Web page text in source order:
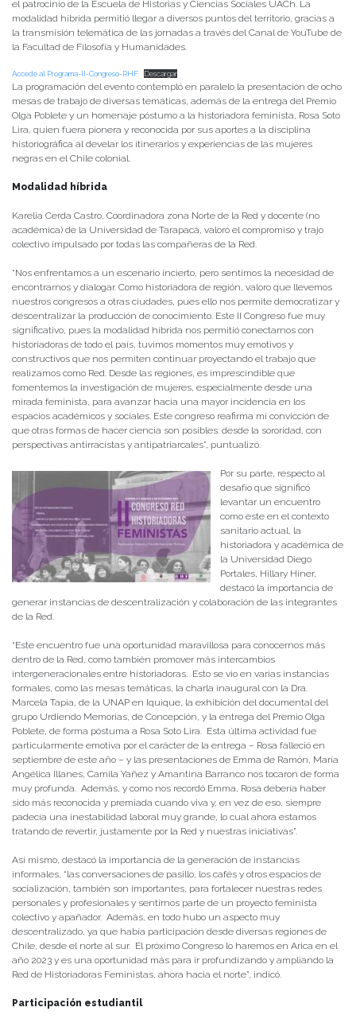
el patrocinio de la Escuela de Historias y Ciencias Sociales UACh. La
modalidad híbrida permitió llegar a diversos puntos del territorio, gracias a
la transmisión telemática de las jornadas a través del Canal de YouTube de
la Facultad de Filosofía y Humanidades.
Accede al Programa-II-Congreso-RHF Descargar
La programación del evento contempló en paralelo la presentación de ocho
mesas de trabajo de diversas temáticas, además de la entrega del Premio
Olga Poblete y un homenaje póstumo a la historiadora feminista, Rosa Soto
Lira, quien fuera pionera y reconocida por sus aportes a la disciplina
historiográfica al develar los itinerarios y experiencias de las mujeres
negras en el Chile colonial.
Modalidad híbrida
Karelia Cerda Castro, Coordinadora zona Norte de la Red y docente (no
académica) de la Universidad de Tarapacá, valoró el compromiso y trajo
colectivo impulsado por todas las compañeras de la Red.
“Nos enfrentamos a un escenario incierto, pero sentimos la necesidad de
encontrarnos y dialogar. Como historiadora de región, valoro que llevemos
nuestros congresos a otras ciudades, pues ello nos permite democratizar y
descentralizar la producción de conocimiento. Este II Congreso fue muy
significativo, pues la modalidad híbrida nos permitió conectarnos con
historiadoras de todo el país, tuvimos momentos muy emotivos y
constructivos que nos permiten continuar proyectando el trabajo que
realizamos como Red. Desde las regiones, es imprescindible que
fomentemos la investigación de mujeres, especialmente desde una
mirada feminista, para avanzar hacia una mayor incidencia en los
espacios académicos y sociales. Este congreso reafirma mi convicción de
que otras formas de hacer ciencia son posibles: desde la sororidad, con
perspectivas antirracistas y antipatriarcales”, puntualizó.
Por su parte, respecto al
desafío que significó
levantar un encuentro
como este en el contexto
sanitario actual, la
historiadora y académica de
la Universidad Diego
Portales, Hillary Hiner,
destacó la importancia de
generar instancias de descentralización y colaboración de las integrantes
de la Red.
“Este encuentro fue una oportunidad maravillosa para conocernos más
dentro de la Red, como también promover más intercambios
intergeneracionales entre historiadoras. Esto se vio en varias instancias
formales, como las mesas temáticas, la charla inaugural con la Dra.
Marcela Tapia, de la UNAP en Iquique, la exhibición del documental del
grupo Urdiendo Memorias, de Concepción, y la entrega del Premio Olga
Poblete, de forma póstuma a Rosa Soto Lira. Esta última actividad fue
particularmente emotiva por el carácter de la entrega – Rosa falleció en
septiembre de este año – y las presentaciones de Emma de Ramón, María
Angélica Illanes, Camila Yañez y Amantina Barranco nos tocaron de forma
muy profunda. Además, y como nos recordó Emma, Rosa debería haber
sido más reconocida y premiada cuando viva y, en vez de eso, siempre
padecía una inestabilidad laboral muy grande, lo cual ahora estamos
tratando de revertir, justamente por la Red y nuestras iniciativas”.
Así mismo, destacó la importancia de la generación de instancias
informales, “las conversaciones de pasillo, los cafés y otros espacios de
socialización, también son importantes, para fortalecer nuestras redes
personales y profesionales y sentirnos parte de un proyecto feminista
colectivo y apañador. Además, en todo hubo un aspecto muy
descentralizado, ya que había participación desde diversas regiones de
Chile, desde el norte al sur. El próximo Congreso lo haremos en Arica en el
año 2023 y es una oportunidad más para ir profundizando y ampliando la
Red de Historiadoras Feministas, ahora hacia el norte”, indicó.
Participación estudiantil